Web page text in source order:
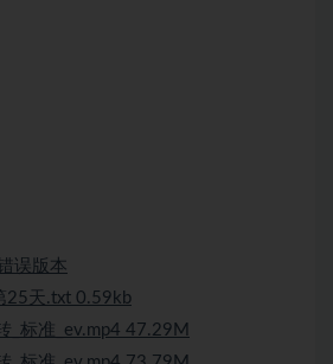
误版本
25天.txt 0.59kb
_标准_ev.mp4 47.29M